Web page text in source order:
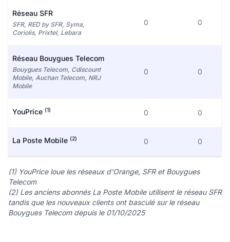
Réseau SFR
SFR, RED by SFR, Syma,
Coriolis, Prixtel, Lebara
0 0
Réseau Bouygues Telecom
Bouygues Telecom, Cdiscount
Mobile, Auchan Telecom, NRJ
Mobile
0 0
YouPrice (1) 0 0
La Poste Mobile (2) 0 0
(1) YouPrice loue les réseaux d'Orange, SFR et Bouygues
Telecom
(2) Les anciens abonnés La Poste Mobile utilisent le réseau SFR
tandis que les nouveaux clients ont basculé sur le réseau
Bouygues Telecom depuis le 01/10/2025